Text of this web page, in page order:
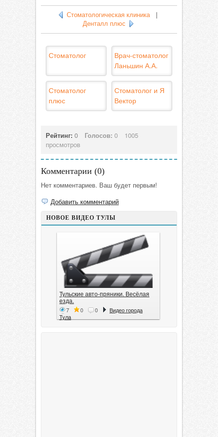
Стоматологическая клиника|
Денталл плюс
Стоматолог
Врач-стоматолог
Ланьшин А.А.
Стоматолог
плюс
Стоматолог и Я
Вектор
Рейтинг: 0 Голосов: 0
1005
просмотров
Комментарии (0)
Нет комментариев. Ваш будет первым!
Добавить комментарий
НОВОЕ ВИДЕО ТУЛЫ
Тульские авто-пряники. Весёлая
езда.
7 0 0
Видео города
Тула